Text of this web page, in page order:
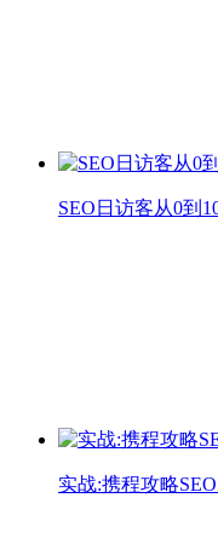
SEO日访客从0到
实战:携程攻略